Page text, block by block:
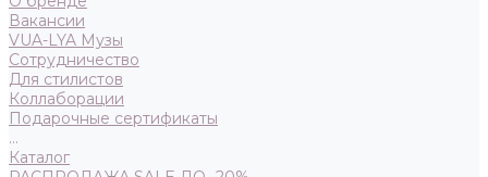
Вакансии
VUA-LYA Музы
Сотрудничество
Для стилистов
Коллаборации
Подарочные сертификаты
...
Каталог